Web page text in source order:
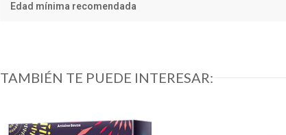
Edad mínima recomendada
TAMBIÉN TE PUEDE INTERESAR: